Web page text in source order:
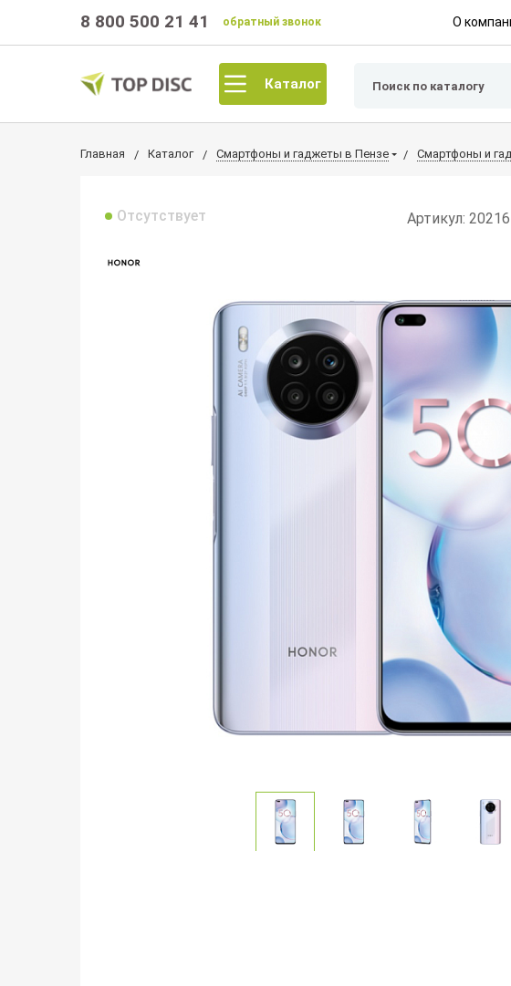
8 800 500 21 41 обратный звонок О
Каталог
Главная Каталог Смартфоны и гаджеты в Пензе Смартфоны и
Отсутствует Артикул: